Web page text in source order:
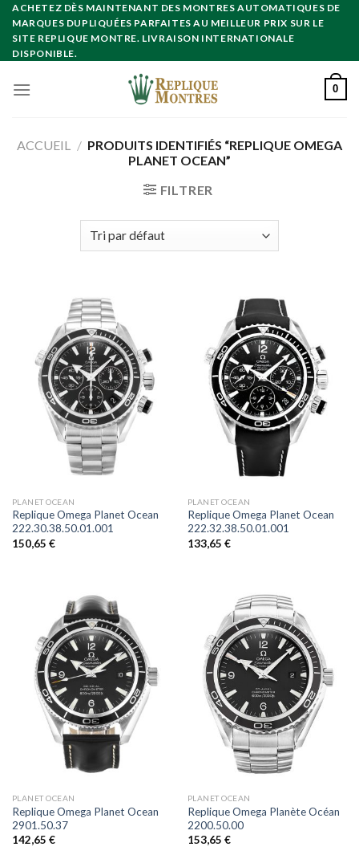
Skip
content
ACHETEZ DÈS MAINTENANT DES MONTRES AUTOMATIQUES DE
MARQUES DUPLIQUÉES PARFAITES AU MEILLEUR PRIX SUR LE
SITE REPLIQUE MONTRE. LIVRAISON INTERNATIONALE
DISPONIBLE.
0
ACCUEIL / PRODUITS IDENTIFIÉS “REPLIQUE OMEGA
PLANET OCEAN”
FILTRER
PLANET OCEAN
Replique Omega Planet Ocean
222.30.38.50.01.001
150,65 €
PLANET OCEAN
Replique Omega Planet Ocean
222.32.38.50.01.001
133,65 €
PLANET OCEAN
Replique Omega Planet Ocean
2901.50.37
142,65 €
PLANET OCEAN
Replique Omega Planète Océan
2200.50.00
153,65 €